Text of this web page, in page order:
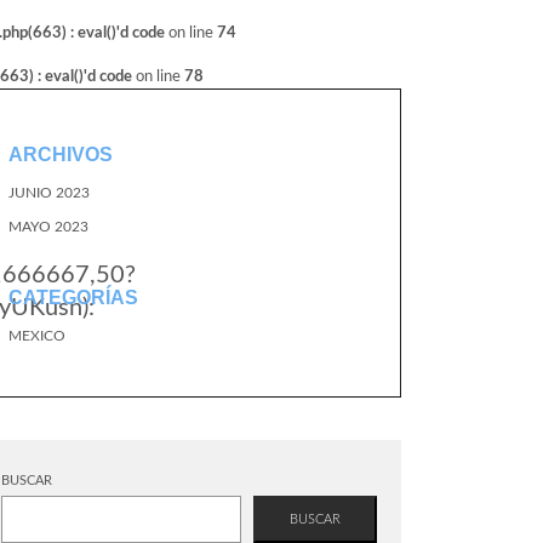
: eval()'d code on line 74
: eval()'d code on line 78
ARCHIVOS
JUNIO 2023
MAYO 2023
CATEGORÍAS
MEXICO
BUSCAR
BUSCAR